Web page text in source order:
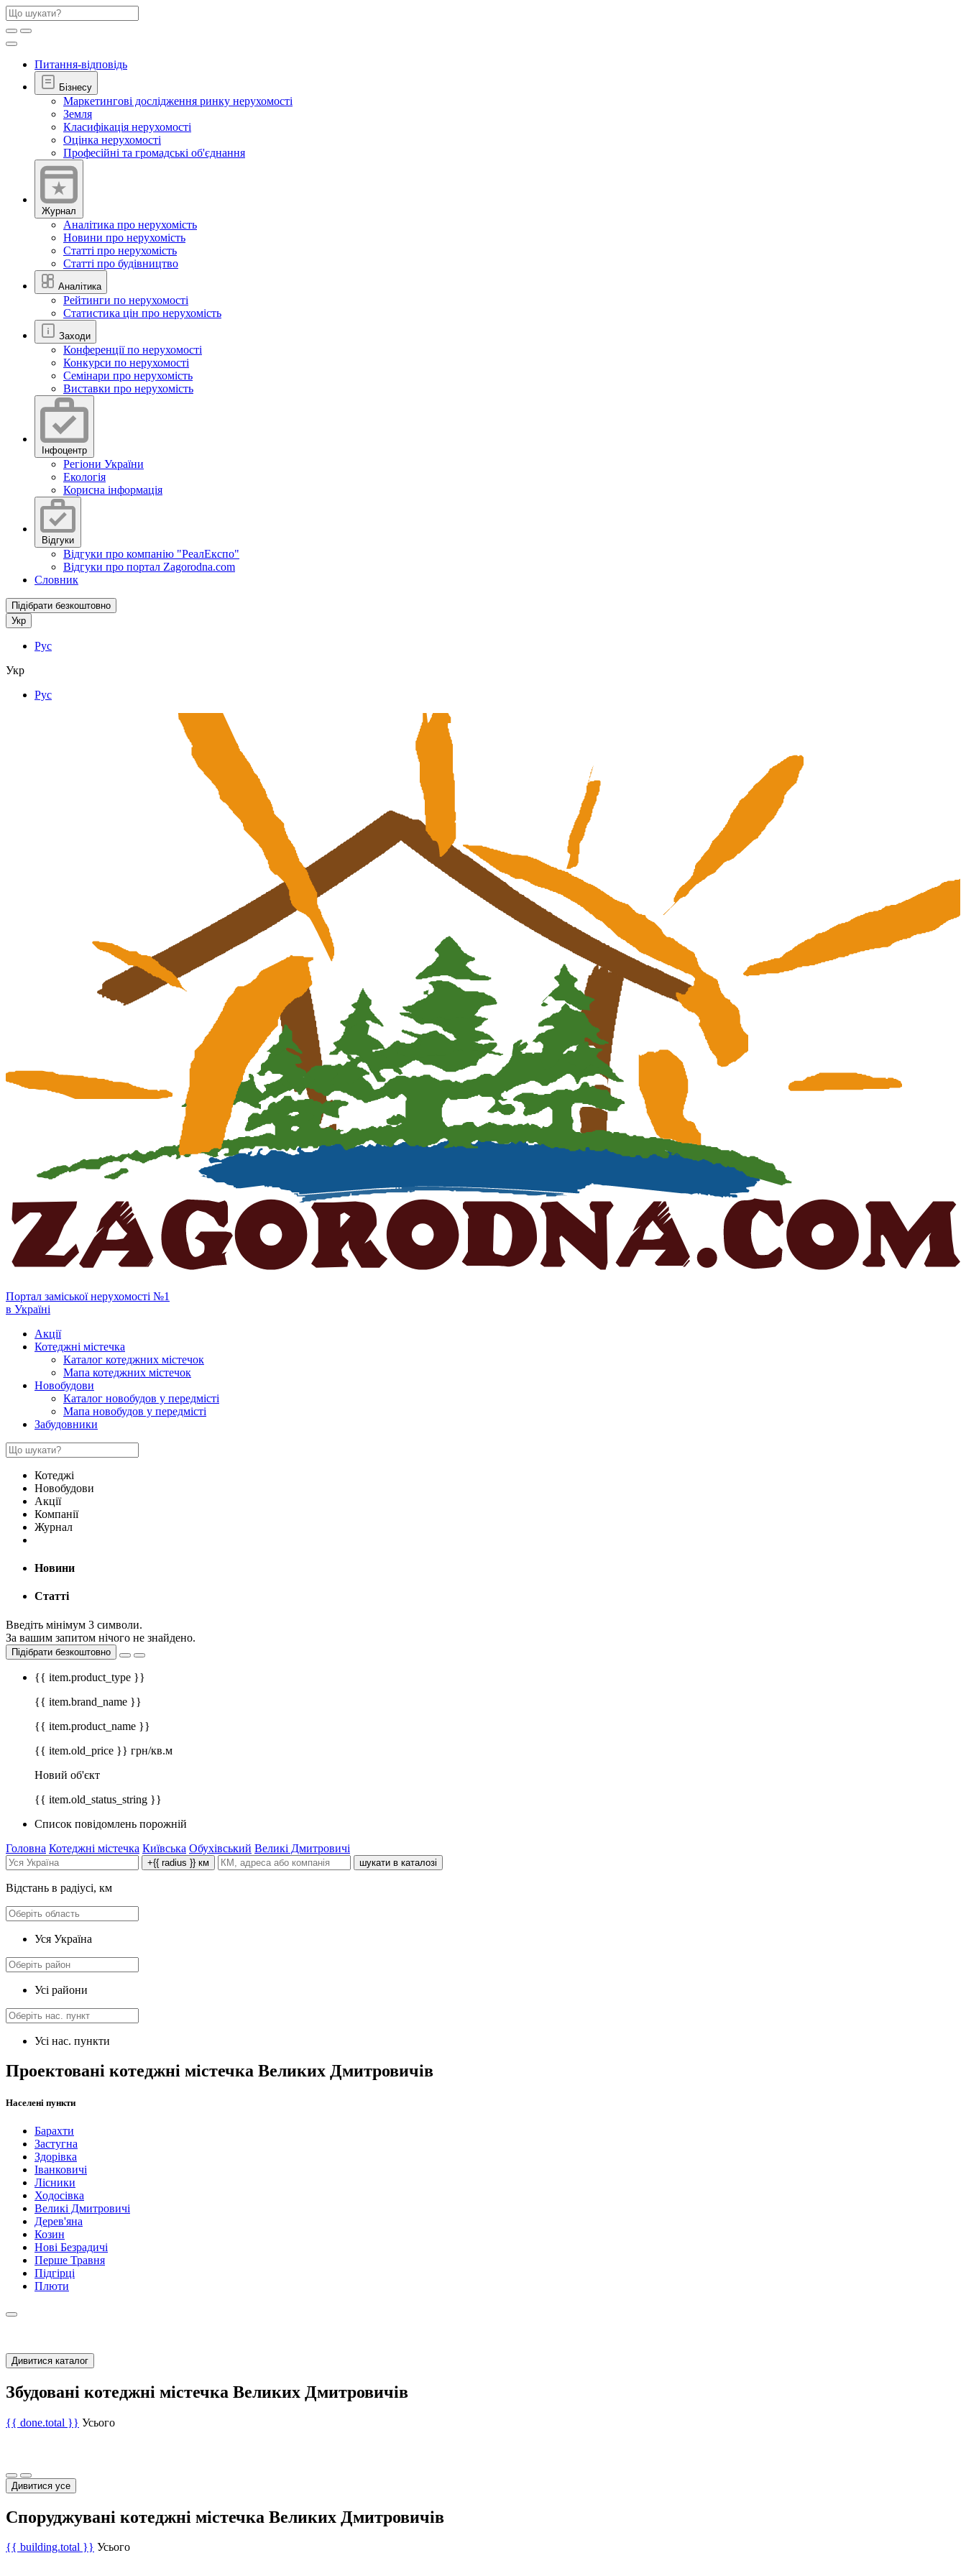
Питання-відповідь
Бізнесу
Маркетингові дослідження ринку нерухомості
Земля
Класифікація нерухомості
Оцінка нерухомості
Професійні та громадські об'єднання
Журнал
Аналітика про нерухомість
Новини про нерухомість
Статті про нерухомість
Статті про будівництво
Аналітика
Рейтинги по нерухомості
Статистика цін про нерухомість
Заходи
Конференції по нерухомості
Конкурси по нерухомості
Семінари про нерухомість
Виставки про нерухомість
Інфоцентр
Регіони України
Екологія
Корисна інформація
Відгуки
Відгуки про компанію "РеалЕкспо"
Відгуки про портал Zagorodna.com
Словник
Підібрати безкоштовно
Укр
Рус
Укр
Рус
Портал заміської нерухомості №1
в Україні
Акції
Котеджні містечка
Каталог котеджних містечок
Мапа котеджних містечок
Новобудови
Каталог новобудов у передмісті
Мапа новобудов у передмісті
Забудовники
Котеджі
Новобудови
Акції
Компанії
Журнал
Новини
Статті
Введіть мінімум 3 символи.
За вашим запитом нічого не знайдено.
Підібрати безкоштовно
{{ item.product_type }}
{{ item.brand_name }}
{{ item.product_name }}
{{ item.old_price }} грн/кв.м
Новий об'єкт
{{ item.old_status_string }}
Список повідомлень порожній
Головна Котеджні містечка Київська Обухівський Великі Дмитровичі
+{{ radius }} км шукати в каталозі
Відстань в радіусі, км
Уся Україна
Усі райони
Усі нас. пункти
Проектовані котеджні містечка Великих Дмитровичів
Населені пункти
Барахти
Застугна
Здорівка
Іванковичі
Лісники
Ходосівка
Великі Дмитровичі
Дерев'яна
Козин
Нові Безрадичі
Перше Травня
Підгірці
Плюти
Дивитися каталог
Збудовані котеджні містечка Великих Дмитровичів
{{ done.total }} Усього
Дивитися усе
Споруджувані котеджні містечка Великих Дмитровичів
{{ building.total }} Усього